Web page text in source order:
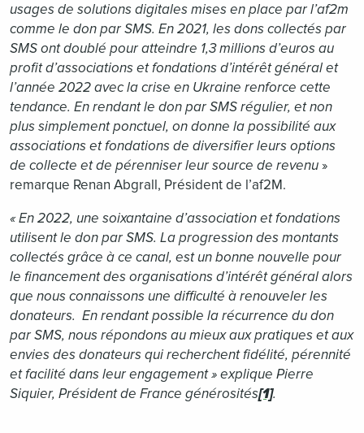
usages de solutions digitales mises en place par l’af2m
comme le don par SMS. En 2021, les dons collectés par
SMS ont doublé pour atteindre 1,3 millions d’euros au
profit d’associations et fondations d’intérêt général et
l’année 2022 avec la crise en Ukraine renforce cette
tendance. En rendant le don par SMS régulier, et non
plus simplement ponctuel, on donne la possibilité aux
associations et fondations de diversifier leurs options
de collecte et de pérenniser leur source de revenu»
remarque Renan Abgrall, Président de l’af2M.
« En 2022, une soixantaine d’association et fondations
utilisent le don par SMS. La progression des montants
collectés grâce à ce canal, est un bonne nouvelle pour
le financement des organisations d’intérêt général alors
que nous connaissons une difficulté à renouveler les
donateurs. En rendant possible la récurrence du don
par SMS, nous répondons au mieux aux pratiques et aux
envies des donateurs qui recherchent fidélité, pérennité
et facilité dans leur engagement » explique Pierre
Siquier, Président de France générosités[1].